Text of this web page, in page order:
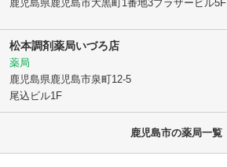
鹿児島県鹿児島市大黒町1番地3ブラザービル5F
松本調剤薬局いづろ店
薬局
鹿児島県鹿児島市泉町12-5
尾込ビル1F
鹿児島市の薬局一覧